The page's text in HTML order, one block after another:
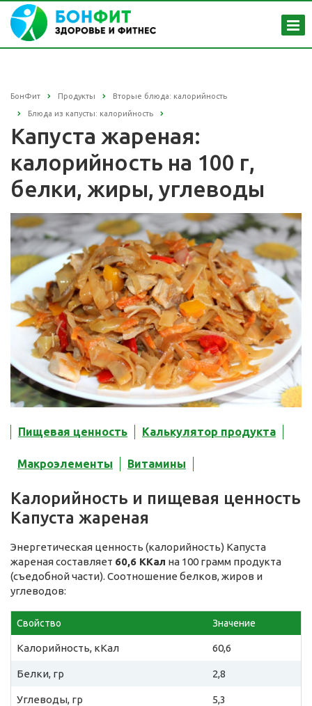
БонФит Продукты Вторые блюда: калорийность
Блюда из капусты: калорийность
Капуста жареная:
калорийность на 100 г,
белки, жиры, углеводы
Пищевая ценность Калькулятор продукта
Макроэлементы Витамины
Калорийность и пищевая ценность
Капуста жареная
Энергетическая ценность (калорийность) Капуста
жареная составляет 60,6 ККал на 100 грамм продукта
(съедобной части). Соотношение белков, жиров и
углеводов:
Свойство Значение
Калорийность, кКал 60,6
Белки, гр 2,8
Углеводы, гр 5,3